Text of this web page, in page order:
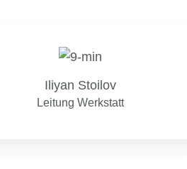
Stoilov
Iliyan Stoilov
Leitung Werkstatt